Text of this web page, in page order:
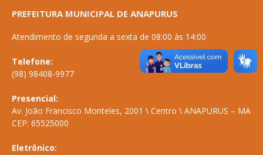
PREFEITURA MUNICIPAL DE ANAPURUS
Atendimento de segunda a sexta de 08:00 às 14:00
Telefone:
(98) 98408-9977
Presencial:
Av. João Francisco Monteles, 2001 \ Centro \ ANAPURUS – MA
CEP: 65525000
Eletrônico: